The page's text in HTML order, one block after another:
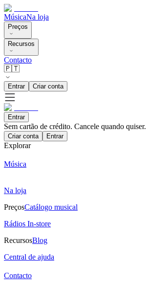
MúsicaNa loja
Preços
Recursos
Contacto
🇵🇹
Entrar Criar conta
Entrar
Sem cartão de crédito. Cancele quando quiser.
Criar conta Entrar
Explorar
Música
Na loja
PreçosCatálogo musical
Rádios In-store
RecursosBlog
Central de ajuda
Contacto